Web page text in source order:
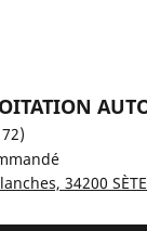
34200 SÈTE